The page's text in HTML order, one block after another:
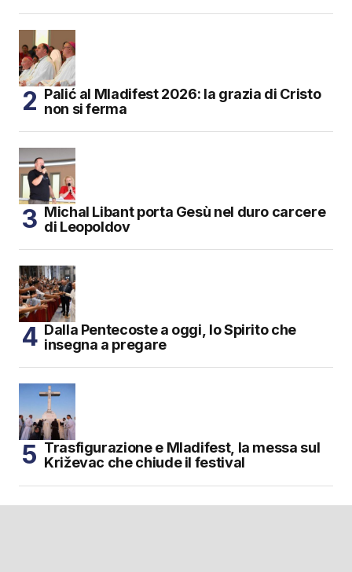
Palić al Mladifest 2026: la grazia di Cristo
non si ferma
Michal Libant porta Gesù nel duro carcere
di Leopoldov
Dalla Pentecoste a oggi, lo Spirito che
insegna a pregare
Trasfigurazione e Mladifest, la messa sul
Križevac che chiude il festival